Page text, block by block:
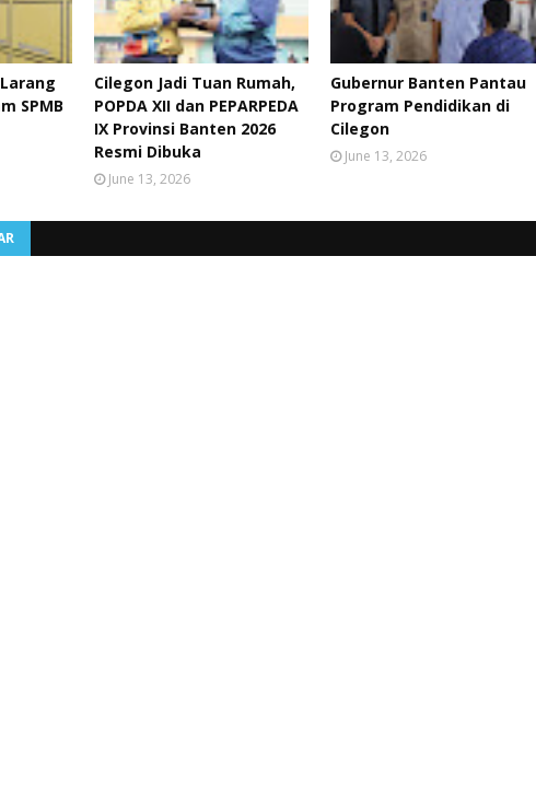
SPMB
Cilegon Jadi Tuan Rumah,
POPDA XII dan PEPARPEDA
IX Provinsi Banten 2026
Resmi Dibuka
June 13, 2026
Gubernur Banten Pantau
Program Pendidikan di
Cilegon
June 13, 2026